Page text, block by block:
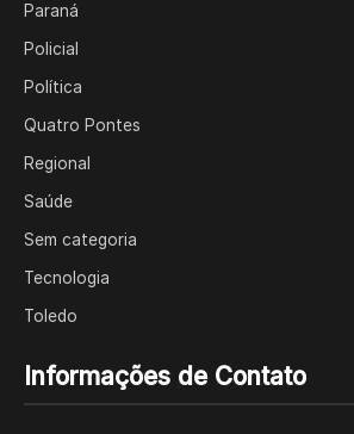
Paraná
Policial
Política
Quatro Pontes
Regional
Saúde
Sem categoria
Tecnologia
Toledo
Informações de Contato